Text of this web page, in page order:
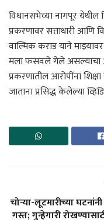
विधानसभेच्या नागपूर
प्रकरणावर सत्ताधारी आणि
वाल्मिक कराड याने
मला फसवले गेले असल्याचा
प्रकरणातील आरोपींना
जाताना प्रसिद्ध केलेल्या
चोऱ्या-लूटमारीच्या
गस्त; गुन्हेगारी